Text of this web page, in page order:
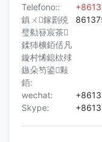
Telefono::
鎮ㄨ鎵剧殑
璧勬簮宸茶
鍒犻櫎銆佸凡
鏇村悕鎴栨殏
鏃朵笉鍙敤
銆:
wechat:
Skype: